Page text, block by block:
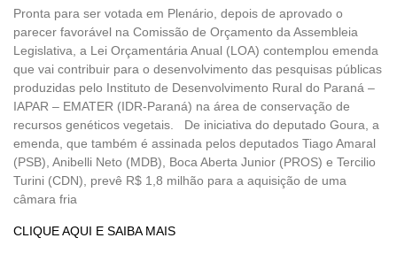
Pronta para ser votada em Plenário, depois de aprovado o
parecer favorável na Comissão de Orçamento da Assembleia
Legislativa, a Lei Orçamentária Anual (LOA) contemplou emenda
que vai contribuir para o desenvolvimento das pesquisas públicas
produzidas pelo Instituto de Desenvolvimento Rural do Paraná –
IAPAR – EMATER (IDR-Paraná) na área de conservação de
recursos genéticos vegetais. De iniciativa do deputado Goura, a
emenda, que também é assinada pelos deputados Tiago Amaral
(PSB), Anibelli Neto (MDB), Boca Aberta Junior (PROS) e Tercilio
Turini (CDN), prevê R$ 1,8 milhão para a aquisição de uma
câmara fria
CLIQUE AQUI E SAIBA MAIS